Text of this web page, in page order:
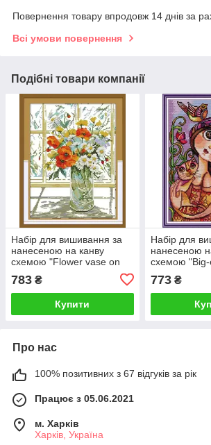
Повернення товару впродовж 14 днів за
Всі умови повернення
Подібні товари компанії
Набір для вишивання за
нанесеною на канву
схемою "Flower vase on
printed, 29*35 см
783 ₴
Купити
Набір для
нанесеною
схемою "Big-
AIDA 14CT
см
773₴
Про нас
100% позитивних з 67 відгуків за рік
Працює з 05.06.2021
м. Харків
Харків, Україна